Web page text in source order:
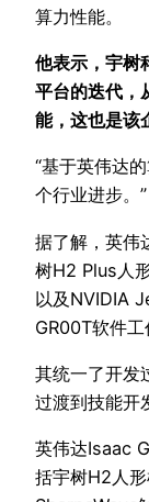
算力性能。
他表示，宇树
平台的迭代，
能，这也是该
“基于英伟达
个行业进步。”
据了解，英伟
树H2 Plus人
以及NVIDIA
GR00T软件工
其统一了开发
过渡到技能开
英伟达Isaac
括宇树H2人